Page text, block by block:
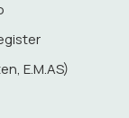
E.M.AS)